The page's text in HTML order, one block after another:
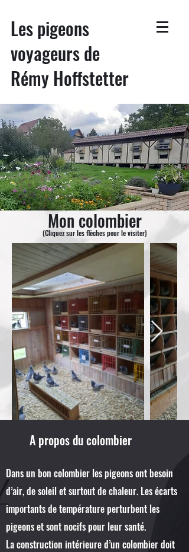
Les pigeons
voyageurs de
Rémy Hoffstetter
Mon colombier
(Cliquez sur les flèches pour le visiter)
A propos du colombier
Dans un bon colombier les pigeons ont besoin
d’air, de soleil et surtout de chaleur. Les écarts
importants de température perturbent les
pigeons et sont nocifs pour leur santé.
La construction intérieure d’un colombier doit